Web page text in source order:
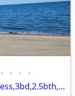
• • • •
Milford Ocean views,private beach access,3bd,2.5bth,eik,wd,o/s park,